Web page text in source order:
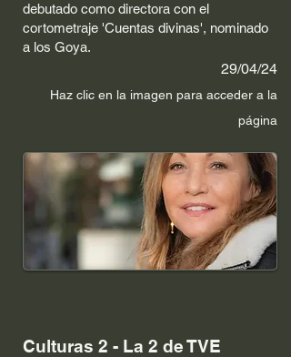
debutado como directora con el
cortometraje 'Cuentas divinas', nominado
a los Goya.
29/04/24
Haz clic en la imagen para acceder a la
página
Culturas 2 - La 2 de TVE